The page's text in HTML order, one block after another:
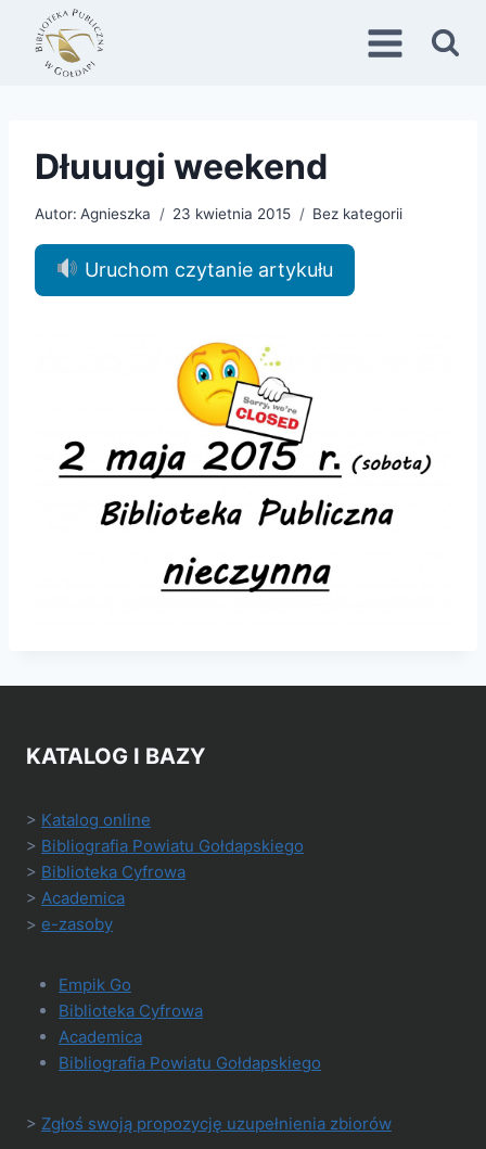
Przejdź
treści
Dłuuugi weekend
Autor: Agnieszka 23 kwietnia 2015 Bez kategorii
Uruchom czytanie artykułu
KATALOG I BAZY
> Katalog online
> Bibliografia Powiatu Gołdapskiego
> Biblioteka Cyfrowa
> Academica
> e-zasoby
Empik Go
Biblioteka Cyfrowa
Academica
Bibliografia Powiatu Gołdapskiego
> Zgłoś swoją propozycję uzupełnienia zbiorów